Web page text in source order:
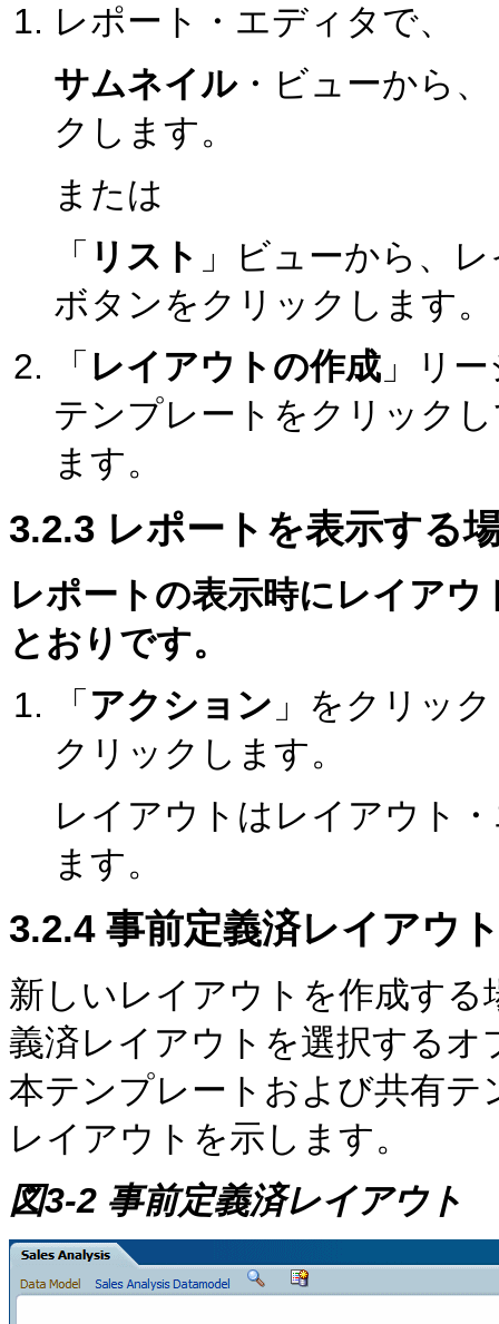
レポート・エディタで、
サムネイル・ビューから、
クします。
または
「 リスト 」ビューから、
ボタンをクリックします。
「 レイアウトの作成 」リ
テンプレートをクリック
ます。
3.2.3 レポートを表示する
レポートの表示時にレイア
とおりです。
「 アクション 」をクリッ
クリックします。
レイアウトはレイアウト
ます。
3.2.4事前定義済レイアウ
新しいレイアウトを作成する
義済レイアウトを選択する
本テンプレートおよび共有
レイアウトを示します。
図3-2 事前定義済レイアウト